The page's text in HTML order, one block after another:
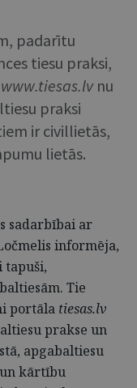
padarītu
tiesu praksi,
www.tiesas.lvnu
praksi
ir civillietās,
lietās.
sadarbībai ar
informēja,
tapuši,
Tie
portāla tiesas.lv
prakse un
apgabaltiesu
kārtību